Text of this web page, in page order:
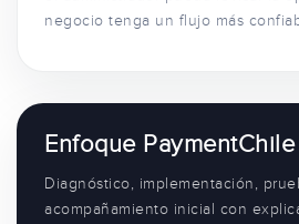
negocio tenga un flujo más
Enfoque PaymentChile
Diagnóstico, implementación,
acompañamiento inicial con